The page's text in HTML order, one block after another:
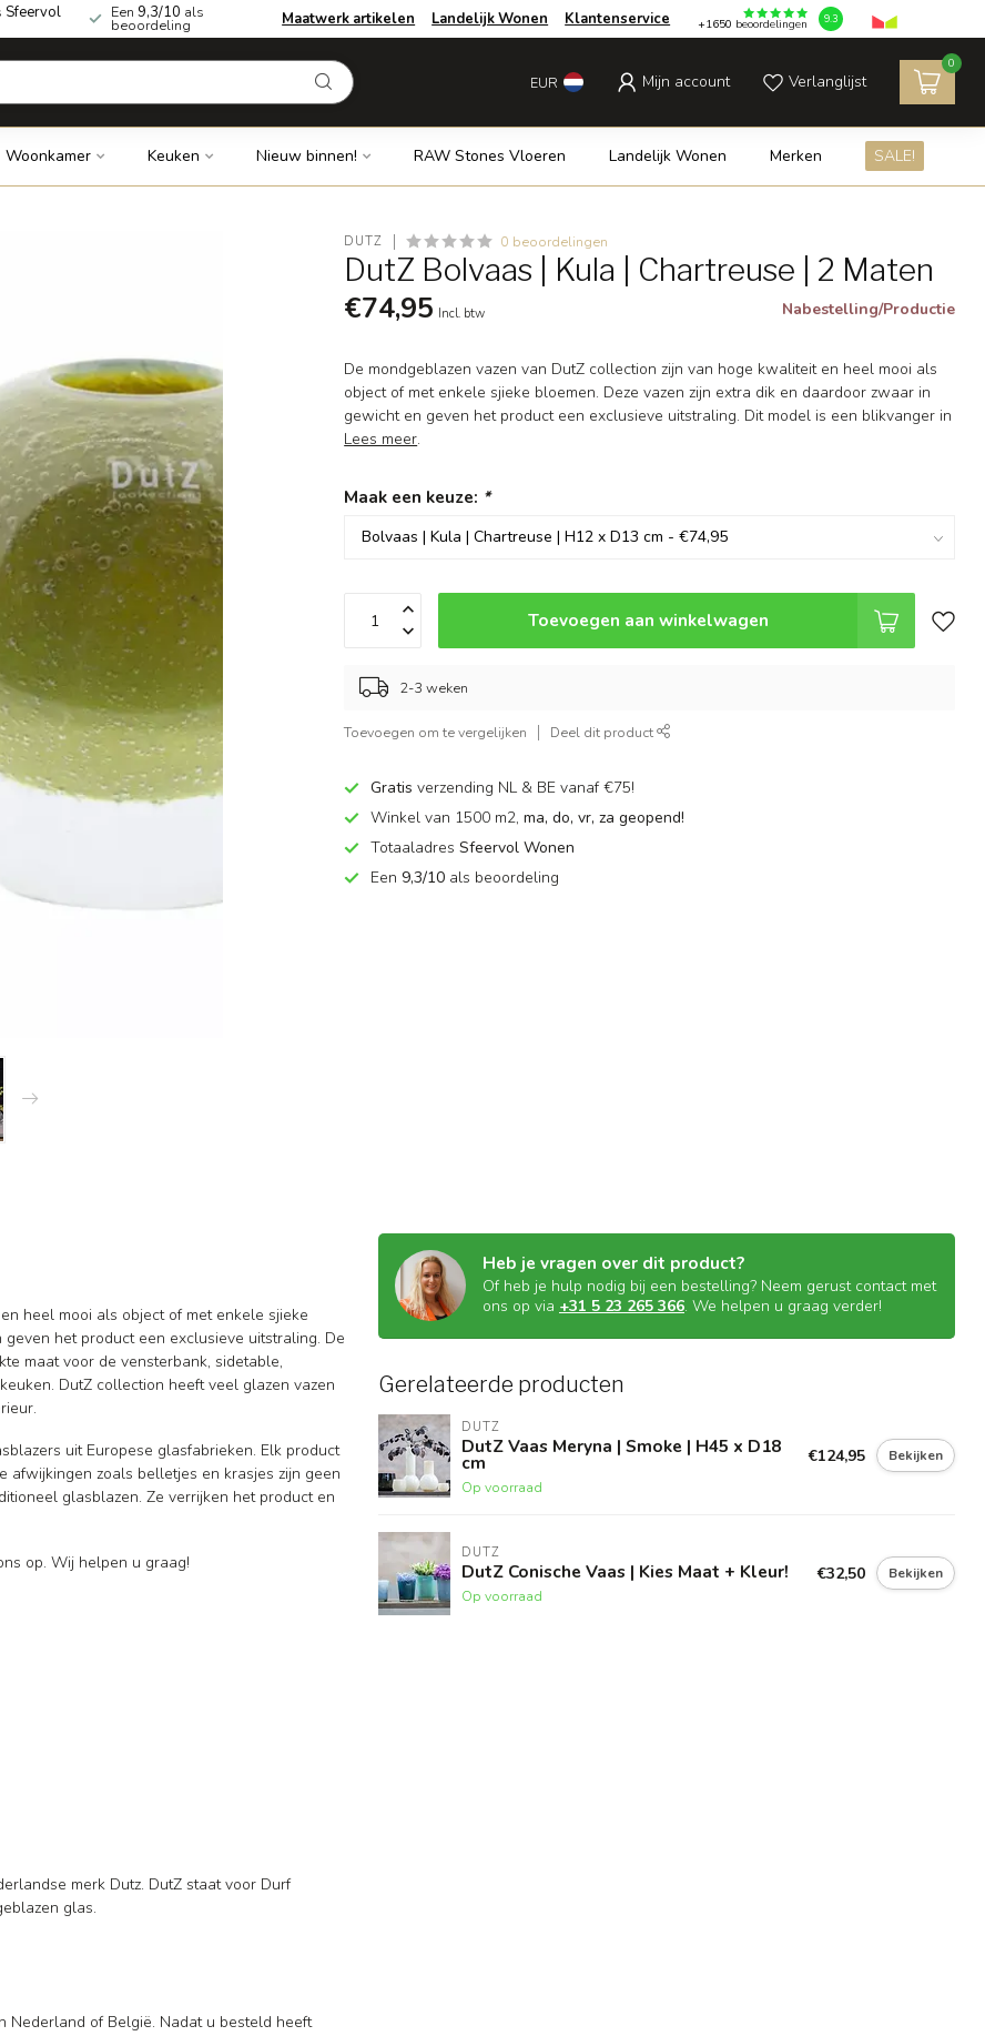
Sfeervol Een 9,3/10 als
beoordeling Maatwerk artikelen Landelijk Wonen Klantenservice +1650 beoordelingen 9.3
EUR Mijn account Verlanglijst
0
Woonkamer Keuken Nieuw binnen! RAW Stones Vloeren Landelijk Wonen Merken SALE!
DUTZ 0 beoordelingen
DutZ Bolvaas | Kula | Chartreuse | 2 Maten
€74,95 Incl. btw Nabestelling/Productie
De mondgeblazen vazen van DutZ collection zijn van hoge kwaliteit en heel mooi als
object of met enkele sjieke bloemen. Deze vazen zijn extra dik en daardoor zwaar in
gewicht en geven het product een exclusieve uitstraling. Dit model is een blikvanger in
Lees meer.
Maak een keuze: *
Toevoegen aan winkelwagen
2-3 weken
Toevoegen om te vergelijken Deel dit product
Gratisverzending NL & BE vanaf €75!
Winkel van 1500 m2,ma, do, vr, za geopend!
TotaaladresSfeervol Wonen
Een 9,3/10 als beoordeling
heel mooi als object of met enkele sjieke
het product een exclusieve uitstraling. De
maat voor de vensterbank, sidetable,
DutZ collection heeft veel glazen vazen
uit Europese glasfabrieken. Elk product
afwijkingen zoals belletjes en krasjes zijn geen
glasblazen. Ze verrijken het product en
op. Wij helpen u graag!
merk Dutz. DutZ staat voor Durf
glas.
of België. Nadat u besteld heeft
Heb je vragen over dit product?
Of heb je hulp nodig bij een bestelling? Neem gerust contact met
ons op via +31 5 23 265 366. We helpen u graag verder!
Gerelateerde producten
DUTZ
DutZ Vaas Meryna | Smoke | H45 x D18
cm
Op voorraad
€124,95 Bekijken
DUTZ
DutZ Conische Vaas | Kies Maat + Kleur!
Op voorraad
€32,50 Bekijken